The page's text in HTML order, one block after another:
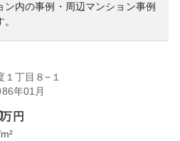
内の事例・周辺マンション事例
丁目８−１
年01月
万円